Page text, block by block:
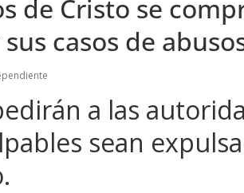
de Cristo se
casos de
a las
sean